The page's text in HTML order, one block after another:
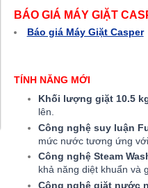
BÁO GIÁ MÁY GIẶT
Báo giá Máy Giặt Casper
TÍNH NĂNG MỚI
Khối lượng giặt 10.5
lên.
Công nghệ suy luận
mức nước tương ứng
Công nghệ Steam
khả năng diệt khuẩn và
Công nghệ giặt nước